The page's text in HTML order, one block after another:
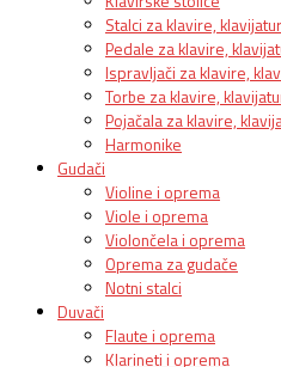
Stalci za klavire,
Pedale za klavire,
Ispravljači za klavire,
Torbe za klavire,
Pojačala za klavire,
Harmonike
Gudači
Violine i oprema
Viole i oprema
Violončela i oprema
Oprema za gudače
Notni stalci
Duvači
Flaute i oprema
Klarineti i oprema